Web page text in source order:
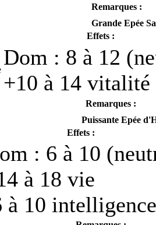
Remarques :
Grande Epée
Effets :
Dom : 8 à 12
+10 à 14 vitalité
Remarques :
Puissante Epée
Effets :
: 6 à 10
à 18 vie
à 10 intelligence